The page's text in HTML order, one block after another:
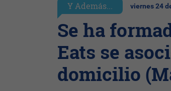
Y Además... viernes 24
Se ha
Eats se
domicilio